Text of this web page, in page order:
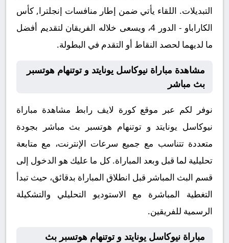
التبديلات. اللقاء يأتي ضمن إطار منافسات إنجلترا, كأس
الكاراباو - الدور 4، ويسعى خلاله الفريقان لتقديم أفضل
ما لديهما لحصد النقاط أو التقدم في البطولة.
مشاهدة مباراة نيوكاسل يونايتد و توتنهام هوتسبر
بث مباشر
نوفر لكم عبر موقع كورة لايف رابط مشاهدة مباراة
نيوكاسل يونايتد و توتنهام هوتسبر بث مباشر بجودة
متعددة تتناسب مع جميع سرعات الإنترنت، مع متابعة
تحليلية لما قبل وبعد المباراة. كل ما عليك هو الدخول إلى
قسم البث المباشر قبل انطلاق المباراة بدقائق، حيث تبدأ
التغطية المباشرة مع الاستوديو التحليلي والتشكيلة
الرسمية للفريقين.
مباراة نيوكاسل يونايتد و توتنهام هوتسبر بث